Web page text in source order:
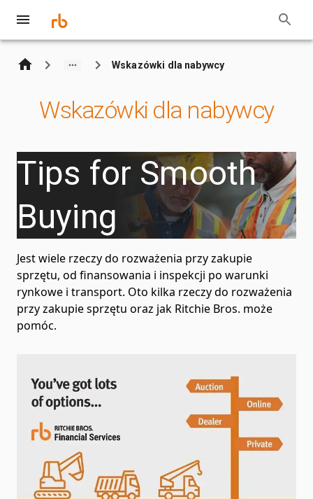
Wskazówki dla nabywcy
Wskazówki dla nabywcy
Tips for Smooth
Buying
Jest wiele rzeczy do rozważenia przy zakupie
sprzętu, od finansowania i inspekcji po warunki
rynkowe i transport. Oto kilka rzeczy do rozważenia
przy zakupie sprzętu oraz jak Ritchie Bros. może
pomóc.